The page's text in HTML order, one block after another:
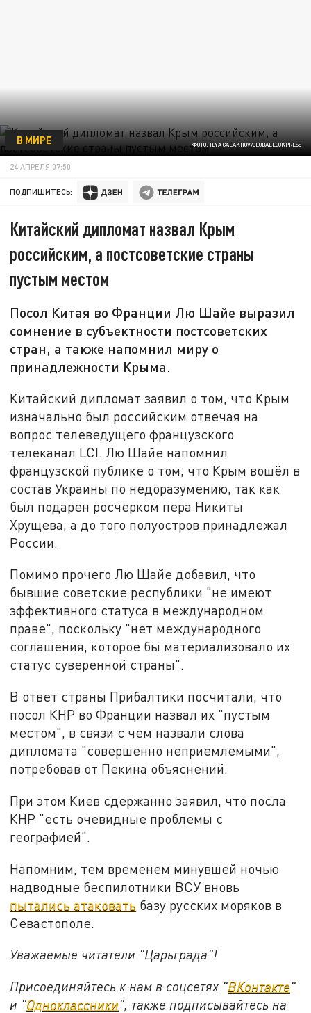
ФОТО: ILYA GALAKHOV/GLOBALLOOKPRESS
В МИРЕ
24 АПРЕЛЯ 07:50
ПОДПИШИТЕСЬ:
Китайский дипломат назвал Крым
российским, а постсоветские страны
пустым местом
Посол Китая во Франции Лю Шайе выразил
сомнение в субъектности постсоветских
стран, а также напомнил миру о
принадлежности Крыма.
Китайский дипломат заявил о том, что Крым
изначально был российским отвечая на
вопрос телеведущего французского
телеканал LCI. Лю Шайе напомнил
французской публике о том, что Крым вошёл в
состав Украины по недоразумению, так как
был подарен росчерком пера Никиты
Хрущева, а до того полуостров принадлежал
России.
Помимо прочего Лю Шайе добавил, что
бывшие советские республики "не имеют
эффективного статуса в международном
праве", поскольку "нет международного
соглашения, которое бы материализовало их
статус суверенной страны".
В ответ страны Прибалтики посчитали, что
посол КНР во Франции назвал их "пустым
местом", в связи с чем назвали слова
дипломата "совершенно неприемлемыми",
потребовав от Пекина объяснений.
При этом Киев сдержанно заявил, что посла
КНР "есть очевидные проблемы с
географией".
Напомним, тем временем минувшей ночью
надводные беспилотники ВСУ вновь
пытались атаковать базу русских моряков в
Севастополе.
Уважаемые читатели "Царьграда"!
Присоединяйтесь к нам в соцсетях "ВКонтакте"
и "Одноклассники", также подписывайтесь на